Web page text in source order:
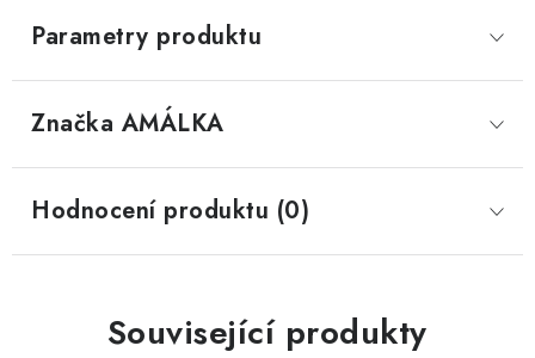
Parametry produktu
Značka AMÁLKA
Hodnocení produktu (0)
Související produkty